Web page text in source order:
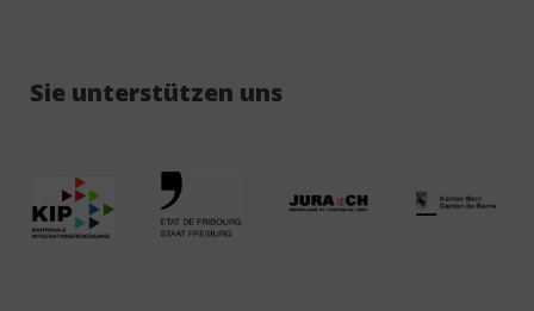
Sie unterstützen uns